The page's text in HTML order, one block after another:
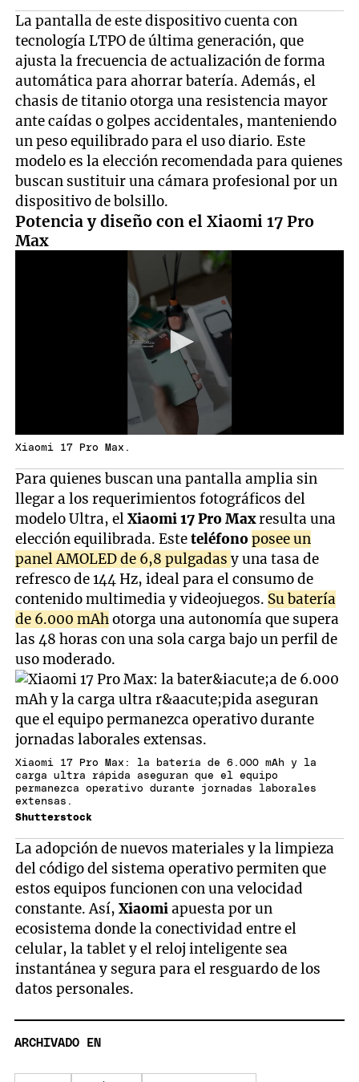
La pantalla de este dispositivo cuenta con
tecnología LTPO de última generación, que
ajusta la frecuencia de actualización de forma
automática para ahorrar batería. Además, el
chasis de titanio otorga una resistencia mayor
ante caídas o golpes accidentales, manteniendo
un peso equilibrado para el uso diario. Este
modelo es la elección recomendada para quienes
buscan sustituir una cámara profesional por un
dispositivo de bolsillo.
Potencia y diseño con el Xiaomi 17 Pro
Max
Xiaomi 17 Pro Max.
Para quienes buscan una pantalla amplia sin
llegar a los requerimientos fotográficos del
modelo Ultra, elXiaomi 17 Pro Maxresulta una
elección equilibrada. Esteteléfonoposee un
panel AMOLED de 6,8 pulgadasy una tasa de
refresco de 144 Hz, ideal para el consumo de
contenido multimedia y videojuegos. Su batería
de 6.000 mAhotorga una autonomía que supera
las 48 horas con una sola carga bajo un perfil de
uso moderado.
Xiaomi 17 Pro Max: la batería de 6.000 mAh y la
carga ultra rápida aseguran que el equipo
permanezca operativo durante jornadas laborales
extensas.
Shutterstock
La adopción de nuevos materiales y la limpieza
del código del sistema operativo permiten que
estos equipos funcionen con una velocidad
constante. Así,Xiaomiapuesta por un
ecosistema donde la conectividad entre el
celular, la tablet y el reloj inteligente sea
instantánea y segura para el resguardo de los
datos personales.
ARCHIVADO EN